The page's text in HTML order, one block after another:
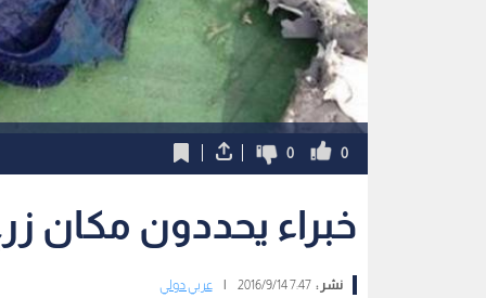
0
0
خبراء يحددون مكان
نشر :7:47 2016/9/14 عربي دولي